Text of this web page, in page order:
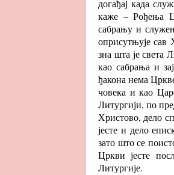
догађај када
каже – Рођења
сабрању и
оприсутњује сав
зна шта је света
као сабрања и
ђакона нема
човека и као
Литургији, по
Христово, дело
јесте и дело
зато што се
Цркви јесте
Литургије.